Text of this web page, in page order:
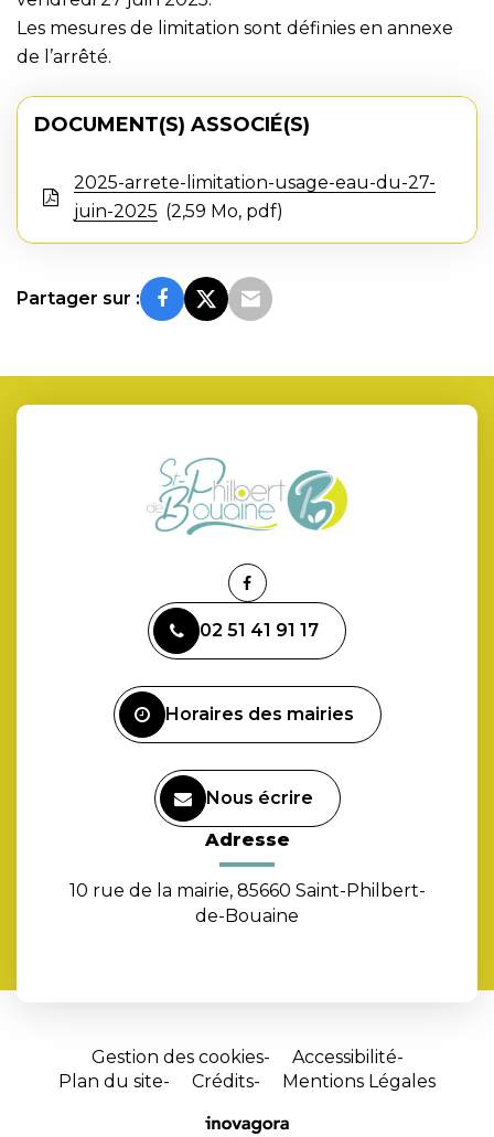
Les mesures de limitation sont définies en annexe
de l’arrêté.
DOCUMENT(S) ASSOCIÉ(S)
2025-arrete-limitation-usage-eau-du-27-
juin-2025
2,59 Mo, pdf
Partager sur :
Lien
le
compte
02 51 41 91 17
Horaires des mairies
Nous écrire
Adresse
10 rue de la mairie, 85660 Saint-Philbert-
de-Bouaine
Gestion des cookies
Accessibilité
Plan du site
Crédits
Mentions Légales
Site